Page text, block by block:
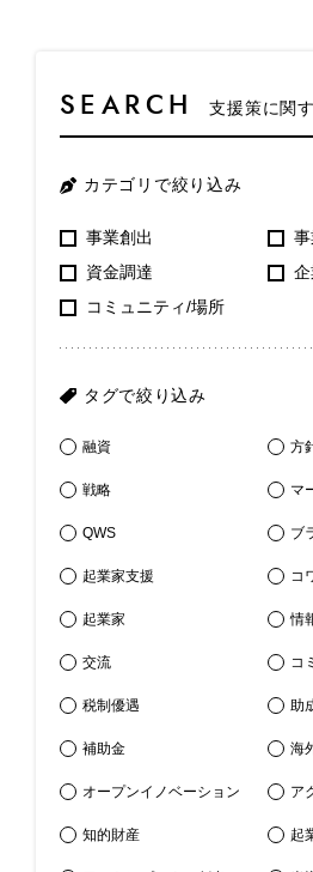
SEARCH 支援策に関
カテゴリで絞り込み
事業創出
資金調達
コミュニティ/場所
タグで絞り込み
融資 方
戦略 マ
QWS ブ
起業家支援 コ
起業家 情
交流 コ
税制優遇 助
補助金 海
オープンイノベーション ア
知的財産 起